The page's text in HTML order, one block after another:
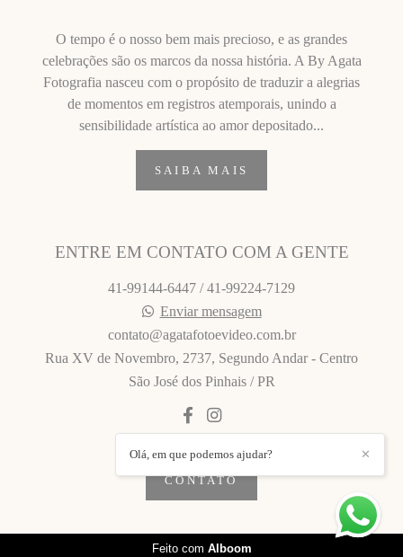
O tempo é o nosso bem mais precioso, e as grandes
celebrações são os marcos da nossa história. A By Agata
Fotografia nasceu com o propósito de traduzir a alegrias
de momentos em registros atemporais, unindo a
sensibilidade artística ao amor depositado...
SAIBA MAIS
ENTRE EM CONTATO COM A GENTE
41-99144-6447 / 41-99224-7129
Enviar mensagem
contato@agatafotoevideo.com.br
Rua XV de Novembro, 2737, Segundo Andar - Centro
São José dos Pinhais / PR
CONTATO
✕
Olá, em que podemos ajudar?
Feito com Alboom